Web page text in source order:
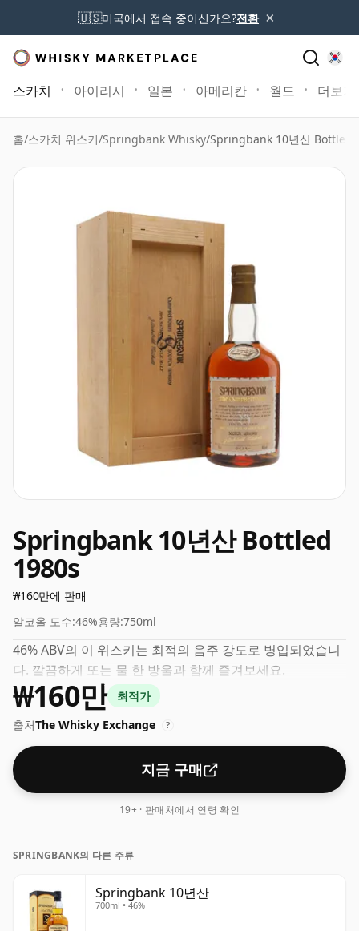
🇺🇸미국에서 접속 중이신가요?전환 ×
스카치 아이리시 일본 아메리칸 월드 더보기
홈/스카치 위스키/Springbank Whisky/Springbank 10년산 Bottled
Springbank 10년산 Bottled
1980s
₩160만에 판매
알코올 도수:46%용량:750ml
46% ABV의 이 위스키는 최적의 음주 강도로 병입되었습니
다. 깔끔하게 또는 물 한 방울과 함께 즐겨보세요.
₩160만
최적가
출처The Whisky Exchange ?
지금 구매
19+ · 판매처에서 연령 확인
SPRINGBANK의 다른 주류
Springbank 10년산
700ml • 46%